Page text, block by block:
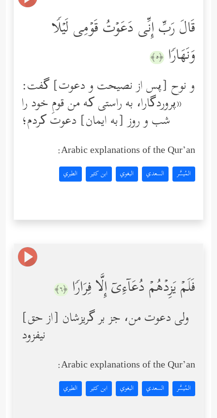
قَالَ رَبِّ إِنِّی دَعَوۡتُ قَوۡمِی لَیۡلࣰا
وَنَهَارࣰا ﴿٥﴾
و نوح [پس از نصیحت‌ و دعوت] گفت:
«پروردگارا، به راستی که من قومِ خود را
شب و روز [به ایمان] دعوت کردم؛
Arabic explanations of the Qur’an:
المُيسَّر السعدي البغوي ابن كثير الطبري
فَلَمۡ یَزِدۡهُمۡ دُعَاۤءِیۤ إِلَّا فِرَارࣰا ﴿٦﴾
ولی دعوت من، جز بر گریزشان [از حق]
نیفزود
Arabic explanations of the Qur’an:
المُيسَّر السعدي البغوي ابن كثير الطبري